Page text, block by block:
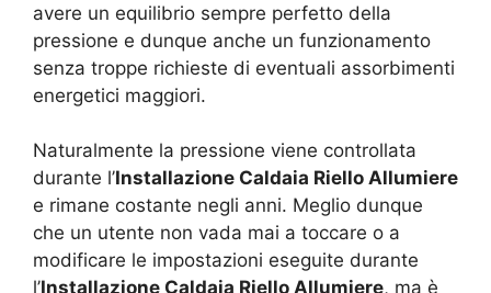
avere un equilibrio sempre perfetto della
pressione e dunque anche un funzionamento
senza troppe richieste di eventuali assorbimenti
energetici maggiori.
Naturalmente la pressione viene controllata
durante l’Installazione Caldaia Riello Allumiere
e rimane costante negli anni. Meglio dunque
che un utente non vada mai a toccare o a
modificare le impostazioni eseguite durante
l’Installazione Caldaia Riello Allumiere, ma è